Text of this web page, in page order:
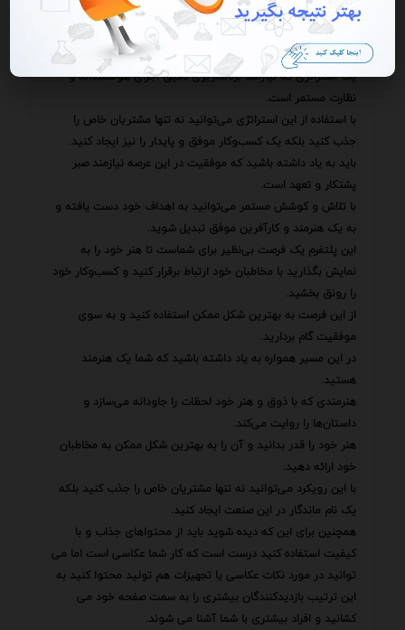
آن‌ها را به مشتریان وفادار تبدیل کنید.
به یاد داشته باشید که تبلیغات در این فضا تنها یک ابزار نیست
بلکه یک استراتژی است.
یک استراتژی که نیازمند برنامه‌ریزی دقیق اجرای هوشمندانه و
نظارت مستمر است.
با استفاده از این استراتژی می‌توانید نه تنها مشتریان خاص را
جذب کنید بلکه یک کسب‌وکار موفق و پایدار را نیز ایجاد کنید.
باید به یاد داشته باشید که موفقیت در این عرصه نیازمند صبر
پشتکار و تعهد است.
با تلاش و کوشش مستمر می‌توانید به اهداف خود دست یافته و
به یک هنرمند و کارآفرین موفق تبدیل شوید.
این پلتفرم یک فرصت بی‌نظیر برای شماست تا هنر خود را به
نمایش بگذارید با مخاطبان خود ارتباط برقرار کنید و کسب‌وکار خود
را رونق بخشید.
از این فرصت به بهترین شکل ممکن استفاده کنید و به سوی
موفقیت گام بردارید.
در این مسیر همواره به یاد داشته باشید که شما یک هنرمند
هستید.
هنرمندی که با ذوق و هنر خود لحظات را جاودانه می‌سازد و
داستان‌ها را روایت می‌کند.
هنر خود را قدر بدانید و آن را به بهترین شکل ممکن به مخاطبان
خود ارائه دهید.
با این رویکرد می‌توانید نه تنها مشتریان خاص را جذب کنید بلکه
یک نام ماندگار در این صنعت ایجاد کنید.
همچنین برای این که دیده شوید باید از محتواهای جذاب و با
کیفیت استفاده کنید درست است که کار شما عکاسی است اما می
توانید در مورد نکات عکاسی یا تجهیزات هم تولید محتوا کنید به
این ترتیب بازدیدکنندگان بیشتری را به سمت صفحه خود می
کشانید و افراد بیشتری با شما آشنا می شوند.